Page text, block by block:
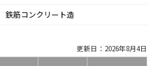
筋コンクリート造
更新日：2026年8月4日